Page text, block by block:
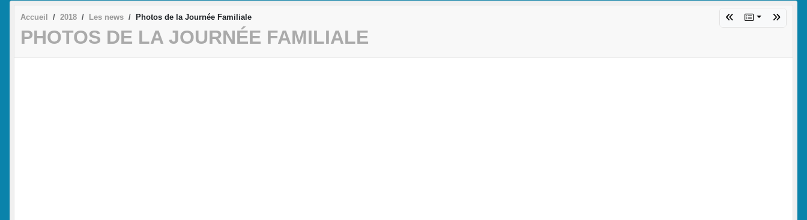
Accueil 2018 Les news Photos de la Journée Familiale
PHOTOS DE LA JOURNÉE FAMILIALE